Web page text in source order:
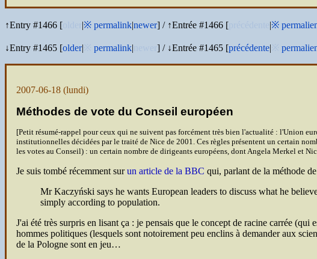
↑Entry #1466 [ |※ permalink|newer] / ↑Entrée #1466 [ |※
↓Entry #1465 [older| permalink| ] / ↓Entrée #1465 [précédente|
2007-06-18 (lundi)
Méthodes de vote du Conseil européen
[Petit résumé-rappel pour ceux qui ne suivent pas forcément très bien l'actualité : l'Union
institutionnelles décidées par le traité de Nice de 2001. Ces règles présentent un certain
les votes au Conseil) : un certain nombre de dirigeants européens, dont Angela Merkel et
Je suis tombé récemment surun article de la BBC qui, parlant de la méthode
Mr Kaczyński says he wants European leaders to discuss what he
simply according to population.
J'ai été très surpris en lisant ça : je pensais que le concept de racine carrée
hommes politiques (lesquels sont notoirement peu enclins à demander aux
de la Pologne sont en jeu…